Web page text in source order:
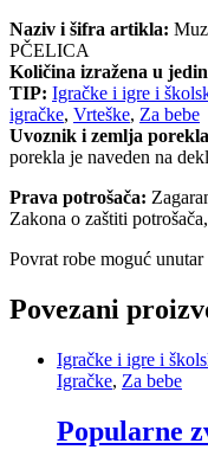
Naziv i šifra artikla:
PČELICA
Količina izražena u
TIP: Igračke i igre i
igračke, Vrteške, Za bebe
Uvoznik i zemlja
porekla je naveden na
Prava potrošača:
Zakona o zaštiti
Povrat robe moguć unutar
Povezani
Igračke i igre i
Igračke, Za bebe
Popularne